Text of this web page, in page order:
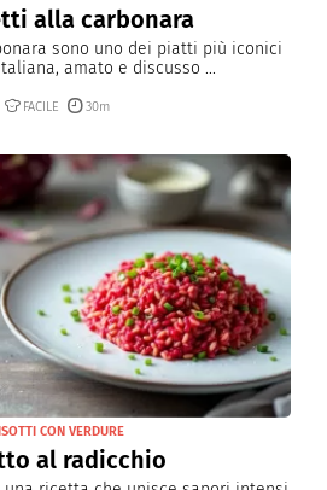
alla carbonara
sono uno dei piatti più iconici
amato e discusso ...
FACILE 30m
CON VERDURE
al radicchio